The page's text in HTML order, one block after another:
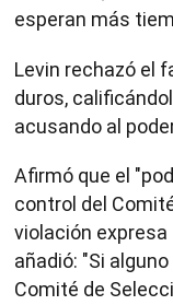
esperan más
Levin rechazó el
duros,
acusando al
Afirmó que el
control del
violación expresa
añadió: "Si
Comité de